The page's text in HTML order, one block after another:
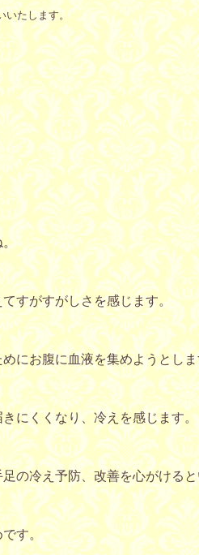
いたします。
。
すがすがしさを感じます。
にお腹に血液を集めようとしま
にくくなり、冷えを感じます。
の冷え予防、改善を心がける
です。